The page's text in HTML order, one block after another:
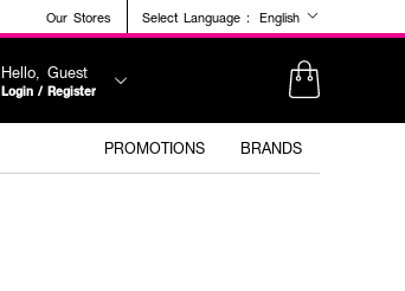
Our Stores Select Language : English
Hello, Guest
Login / Register
PROMOTIONS BRANDS